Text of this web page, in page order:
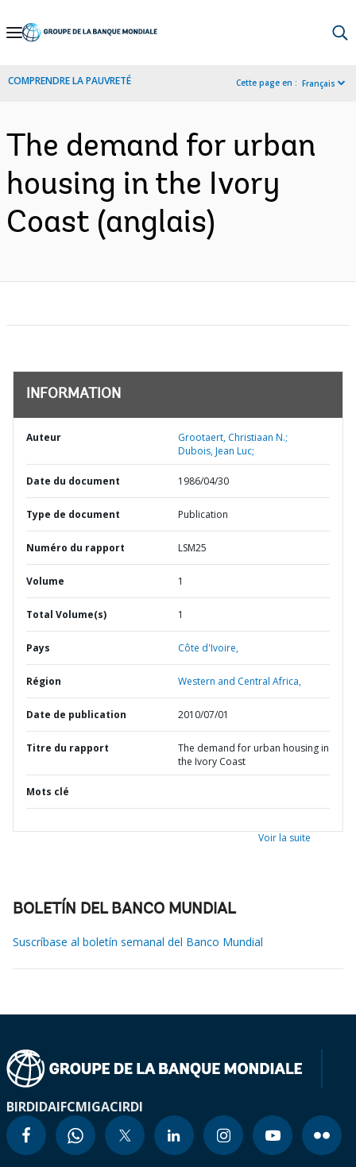
Skip
Navigation
COMPRENDRE LA PAUVRETÉ Cette page en : Français
The demand for urban
housing in the Ivory
Coast (anglais)
INFORMATION
Auteur
Grootaert, Christiaan N.;
Dubois, Jean Luc;
Date du document 1986/04/30
Type de document Publication
Numéro du rapport LSM25
Volume 1
Total Volume(s) 1
Pays Côte d'Ivoire,
Région Western and Central Africa,
Date de publication 2010/07/01
Titre du rapport
The demand for urban housing in
the Ivory Coast
Mots clé
Voir la suite
BOLETÍN DEL BANCO MUNDIAL
Suscríbase al boletín semanal del Banco Mundial
BIRDIDAIFCMIGACIRDI